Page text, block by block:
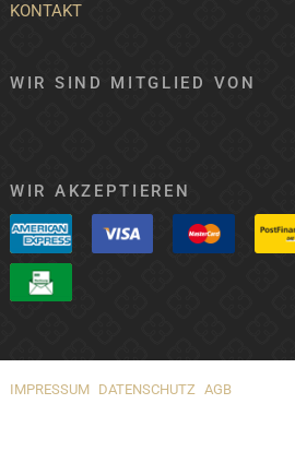
KONTAKT
WIR SIND MITGLIED VON
WIR AKZEPTIEREN
IMPRESSUM DATENSCHUTZ AGB